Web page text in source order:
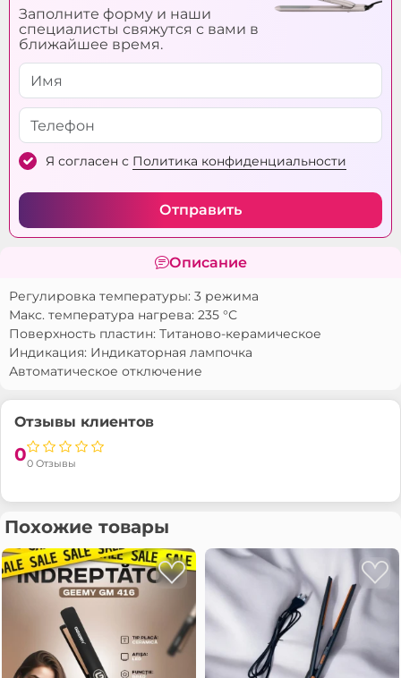
Регулировка
температуры:
3 режима
Быстрый нагрев:
Автоматическое
отключение:
Da
Заполните форму и наши
специалисты свяжутся с вами в
ближайшее время.
Я согласен с Политика конфиденциальности
Отправить
Описание
Регулировка температуры: 3 режима
Макс. температура нагрева: 235 °С
Поверхность пластин: Титаново-керамическое
Индикация: Индикаторная лампочка
Автоматическое отключение
Отзывы клиентов
00 Отзывы
Похожие товары